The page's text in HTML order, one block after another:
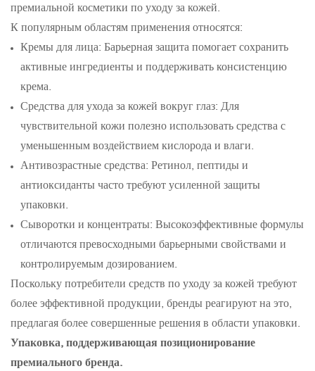
премиальной косметики по уходу за кожей.
К популярным областям применения относятся:
Кремы для лица: Барьерная защита помогает сохранить
активные ингредиенты и поддерживать консистенцию
крема.
Средства для ухода за кожей вокруг глаз: Для
чувствительной кожи полезно использовать средства с
уменьшенным воздействием кислорода и влаги.
Антивозрастные средства: Ретинол, пептиды и
антиоксиданты часто требуют усиленной защиты
упаковки.
Сыворотки и концентраты: Высокоэффективные формулы
отличаются превосходными барьерными свойствами и
контролируемым дозированием.
Поскольку потребители средств по уходу за кожей требуют
более эффективной продукции, бренды реагируют на это,
предлагая более совершенные решения в области упаковки.
Упаковка, поддерживающая позиционирование
премиального бренда.